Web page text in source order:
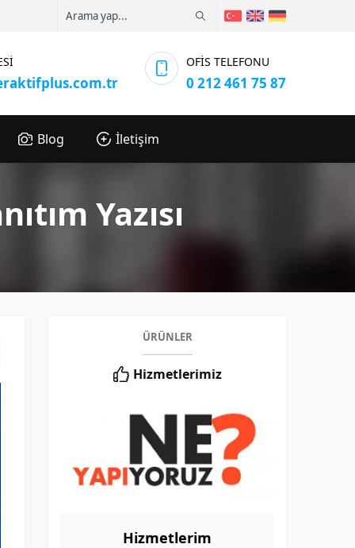
OFİS TELEFONU
0 212 461 75 87
Blog İletişim
Yazısı
ÜRÜNLER
Hizmetlerimiz
Hizmetlerim